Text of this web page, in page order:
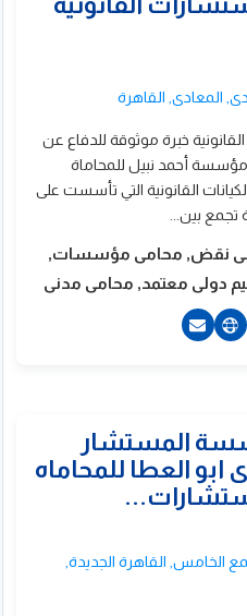
خبرة موثوقة للدفاع عن
مؤسسة أحمد نبيل للمحاماة
القانونية التي تأسست على
بين...
نقض, محامى مؤسسات,
دولى معتمد, محامى مدنى
التجمع الخامس, القاهرة الجديدة,